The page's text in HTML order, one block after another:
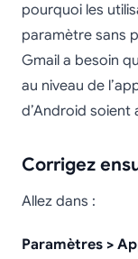
pourquoi les
paramètre sans
Gmail a besoin
au niveau de
d’Android soient
Corrigez
Allez dans :
Paramètres >